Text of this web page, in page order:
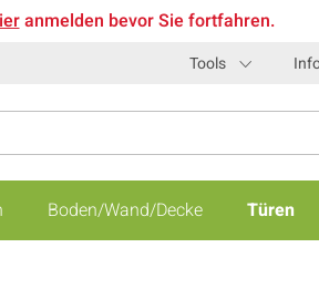
anmelden bevor Sie fortfahren.
Tools
Boden/Wand/Decke Türen